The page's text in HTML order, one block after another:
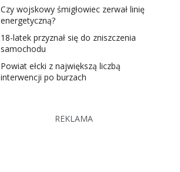
Czy wojskowy śmigłowiec zerwał linię
energetyczną?
18-latek przyznał się do zniszczenia
samochodu
Powiat ełcki z największą liczbą
interwencji po burzach
REKLAMA